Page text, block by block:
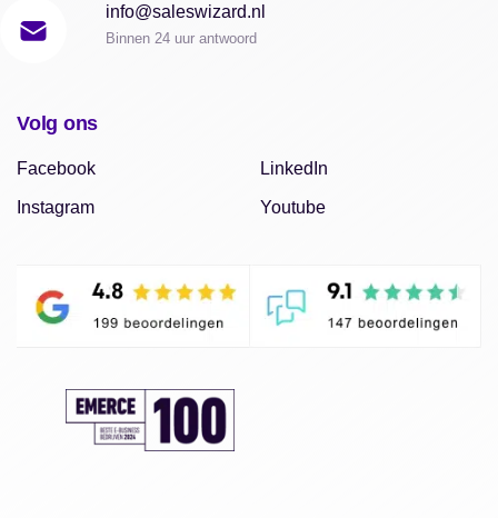
info@saleswizard.nl
Binnen 24 uur antwoord
Volg ons
Facebook
Instagram
LinkedIn
Youtube